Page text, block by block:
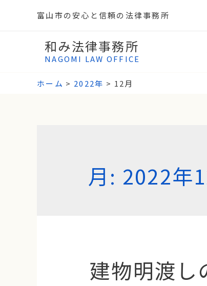
富山市の安心と信頼の法律事務所
和み法律事務所
NAGOMI LAW OFFICE
ホーム 2022年 12月
月: 2022年
建物明渡し